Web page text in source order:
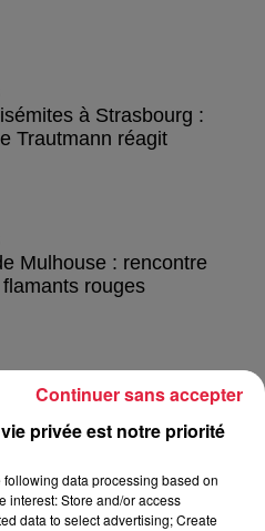
à Strasbourg :
Trautmann réagit
Mulhouse : rencontre
rouges
privée est notre priorité
following data processing based on
interest: Store and/or access
data to select advertising; Create
Continuer sans accepter